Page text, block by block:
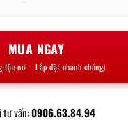
MUA NGAY
tận nơi - Lắp đặt nhanh chóng)
tư vấn:0906.63.84.94